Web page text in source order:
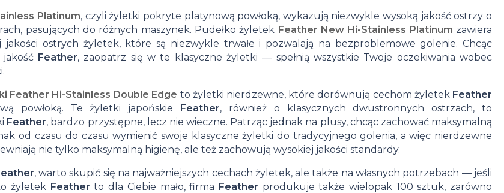
do do
do
do
brody
na
Prostownica
do brody
Suszarka do
Perfumy
Wody
Wody
toaletowe
twarzy dla
mężczyzn
ust dla
mężczyzn
do
tatuażu
do
tatuażu
Platinum, czyli żyletki pokryte platynową powłoką, wykazują niezwykle wysoką jakość ostrzy o
pasujących do różnych maszynek. Pudełko żyletek Feather New Hi-Stainless Platinum zawiera
jakości ostrych żyletek, które są niezwykle trwałe i pozwalają na bezproblemowe golenie. Chcąc
Feather, zaopatrz się w te klasyczne żyletki — spełnią wszystkie Twoje oczekiwania wobec
Feather Hi-Stainless Double Edge to żyletki nierdzewne, które dorównują cechom żyletek Feather
powłoką. Te żyletki japońskie Feather, również o klasycznych dwustronnych ostrzach, to
Feather, bardzo przystępne, lecz nie wieczne. Patrząc jednak na plusy, chcąc zachować maksymalną
od czasu do czasu wymienić swoje klasyczne żyletki do tradycyjnego golenia, a więc nierdzewne
nie tylko maksymalną higienę, ale też zachowują wysokiej jakości standardy.
, warto skupić się na najważniejszych cechach żyletek, ale także na własnych potrzebach — jeśli
żyletek Featherto dla Ciebie mało, firma Feather produkuje także wielopak 100 sztuk, zarówno